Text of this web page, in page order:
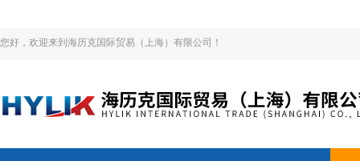
您好，欢迎来到海历克国际贸易（上海）有限公司！